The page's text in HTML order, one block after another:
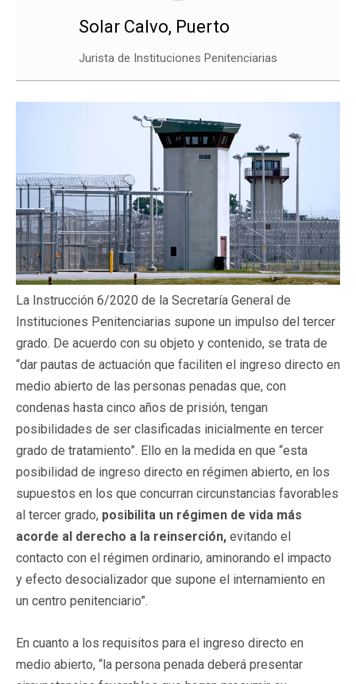
Solar Calvo, Puerto
Jurista de Instituciones Penitenciarias
La Instrucción 6/2020 de la Secretaría General de
Instituciones Penitenciarias supone un impulso del tercer
grado. De acuerdo con su objeto y contenido, se trata de
“dar pautas de actuación que faciliten el ingreso directo en
medio abierto de las personas penadas que, con
condenas hasta cinco años de prisión, tengan
posibilidades de ser clasificadas inicialmente en tercer
grado de tratamiento”. Ello en la medida en que “esta
posibilidad de ingreso directo en régimen abierto, en los
supuestos en los que concurran circunstancias favorables
al tercer grado, posibilita un régimen de vida más
acorde al derecho a la reinserción, evitando el
contacto con el régimen ordinario, aminorando el impacto
y efecto desocializador que supone el internamiento en
un centro penitenciario”.
En cuanto a los requisitos para el ingreso directo en
medio abierto, “la persona penada deberá presentar